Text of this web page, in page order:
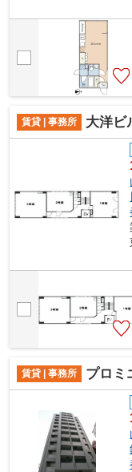
賃貸 | 事務所 大洋ビ
賃貸 | 事務所 プロミ